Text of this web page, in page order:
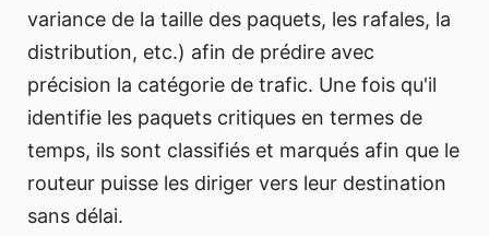
variance de la taille des paquets, les rafales, la
distribution, etc.) afin de prédire avec
précision la catégorie de trafic. Une fois qu'il
identifie les paquets critiques en termes de
temps, ils sont classifiés et marqués afin que le
routeur puisse les diriger vers leur destination
sans délai.